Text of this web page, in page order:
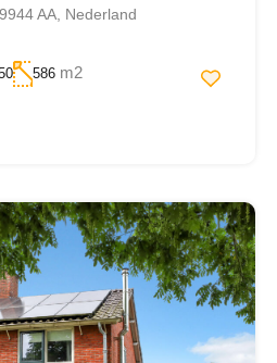
AA, Nederland
586 m2